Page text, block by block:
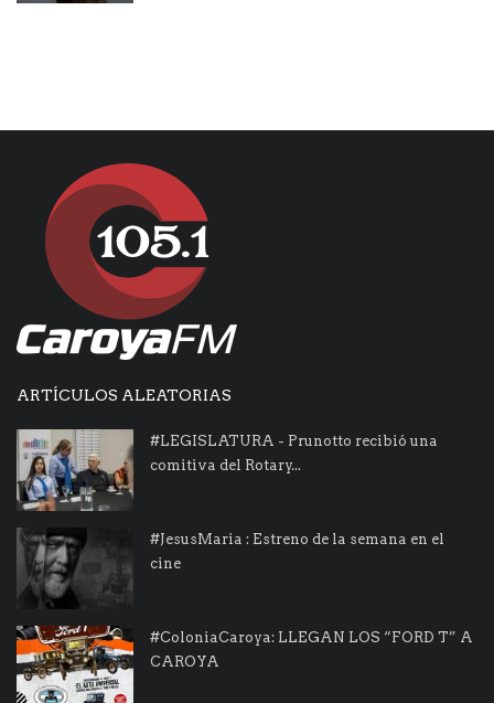
ARTÍCULOS ALEATORIAS
#LEGISLATURA - Prunotto recibió una
comitiva del Rotary...
#JesusMaria : Estreno de la semana en el
cine
#ColoniaCaroya: LLEGAN LOS “FORD T” A
CAROYA